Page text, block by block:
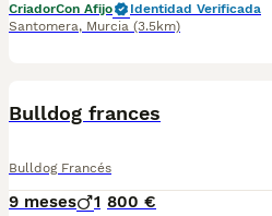
CriadorCon Afijo
Identidad Verificada
Santomera, Murcia (3.5km)
Bulldog frances
Bulldog Francés
9 meses 1 800 €